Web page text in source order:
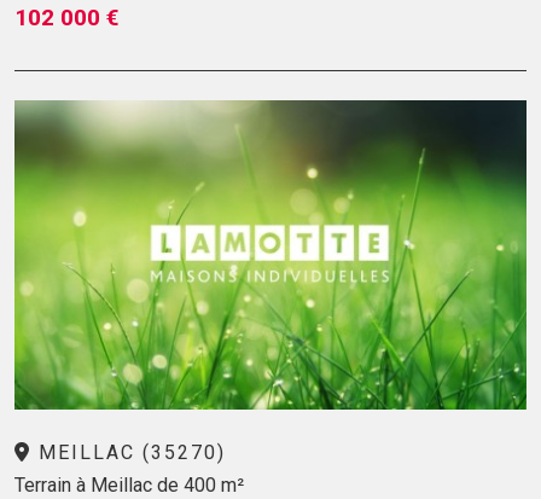
102 000 €
MEILLAC (35270)
Terrain à Meillac de 400 m²